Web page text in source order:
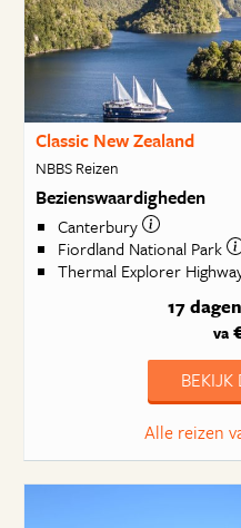
Classic New Zealand
NBBS Reizen
Bezienswaardigheden
Canterbury
Fiordland National Park
Thermal Explorer
17 dagen
va
BEKIJK
Alle reizen